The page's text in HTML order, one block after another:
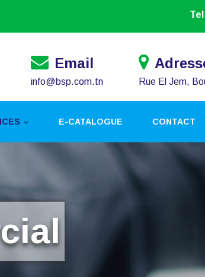
Email
info@bsp.com.tn Rue El Jem,
E-CATALOGUE CONTACT